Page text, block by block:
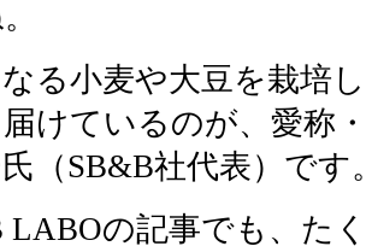
る小麦や大豆を栽培
けているのが、愛称
（SB&B社代表）です
LABOの記事でも、た